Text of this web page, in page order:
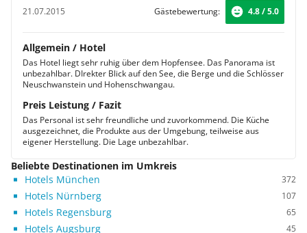
21.07.2015
Gästebewertung: 4.8 / 5.0
Allgemein / Hotel
Das Hotel liegt sehr ruhig über dem Hopfensee. Das Panorama ist
unbezahlbar. DIrekter Blick auf den See, die Berge und die Schlösser
Neuschwanstein und Hohenschwangau.
Preis Leistung / Fazit
Das Personal ist sehr freundliche und zuvorkommend. Die Küche
ausgezeichnet, die Produkte aus der Umgebung, teilweise aus
eigener Herstellung. Die Lage unbezahlbar.
Beliebte Destinationen im Umkreis
Hotels München
372
Hotels Nürnberg 107
Hotels Regensburg 65
Hotels Augsburg 45